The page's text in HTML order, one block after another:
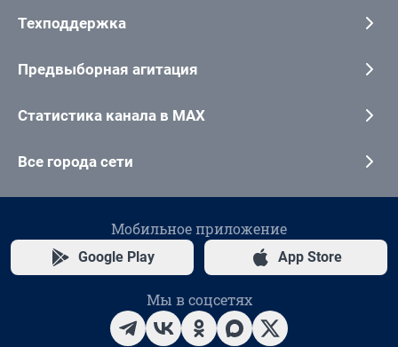
Техподдержка
Предвыборная агитация
Статистика канала в MAX
Все города сети
Мобильное приложение
Google Play App Store
Мы в соцсетях